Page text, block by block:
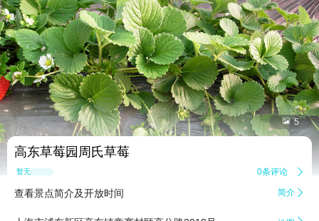
 5
高东草莓园周氏草莓
暂无点评 0条评论 
查看景点简介及开放时间 简介 
